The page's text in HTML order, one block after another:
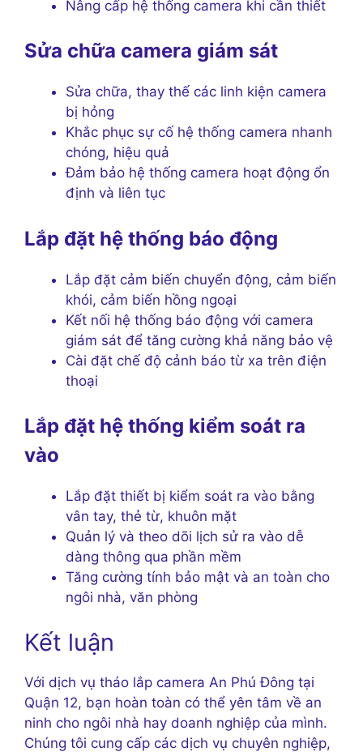
Nâng cấp hệ thống camera khi cần thiết
Sửa chữa camera giám sát
Sửa chữa, thay thế các linh kiện camera
bị hỏng
Khắc phục sự cố hệ thống camera nhanh
chóng, hiệu quả
Đảm bảo hệ thống camera hoạt động ổn
định và liên tục
Lắp đặt hệ thống báo động
Lắp đặt cảm biến chuyển động, cảm biến
khói, cảm biến hồng ngoại
Kết nối hệ thống báo động với camera
giám sát để tăng cường khả năng bảo vệ
Cài đặt chế độ cảnh báo từ xa trên điện
thoại
Lắp đặt hệ thống kiểm soát ra
vào
Lắp đặt thiết bị kiểm soát ra vào bằng
vân tay, thẻ từ, khuôn mặt
Quản lý và theo dõi lịch sử ra vào dễ
dàng thông qua phần mềm
Tăng cường tính bảo mật và an toàn cho
ngôi nhà, văn phòng
Kết luận
Với dịch vụ tháo lắp camera An Phú Đông tại
Quận 12, bạn hoàn toàn có thể yên tâm về an
ninh cho ngôi nhà hay doanh nghiệp của mình.
Chúng tôi cung cấp các dịch vụ chuyên nghiệp,